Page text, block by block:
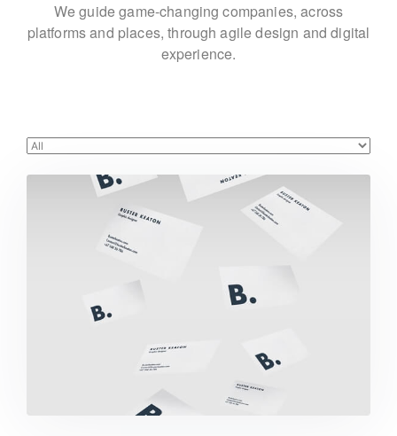
We guide game-changing companies, across
platforms and places, through agile design and digital
experience.